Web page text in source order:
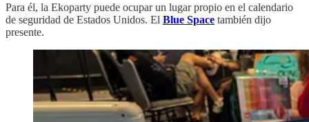
Para él, la Ekoparty puede ocupar un lugar propio en el calendario
de seguridad de Estados Unidos. El Blue Space también dijo
presente.